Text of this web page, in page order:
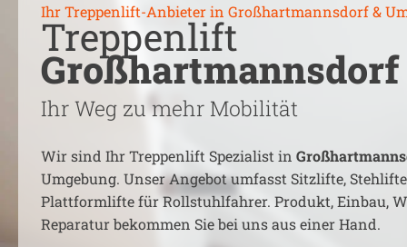
Ihr Treppenlift-Anbieter in Großhartmannsdorf&
Treppenlift
Großhartmannsdorf
Ihr Weg zu mehr Mobilität
Wir sind Ihr Treppenlift Spezialist in
Umgebung. Unser Angebot umfasst Sitzlifte,
Plattformlifte für Rollstuhlfahrer. Produkt, Einbau,
Reparatur bekommen Sie bei uns aus einer Hand.